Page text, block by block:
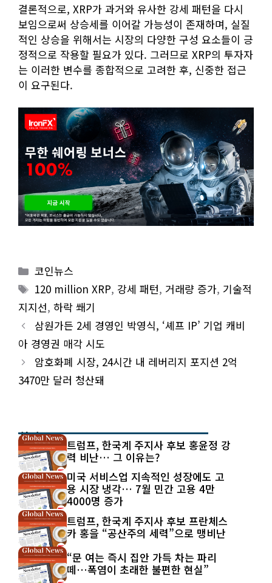
결론적으로, XRP가 과거와 유사한 강세 패턴을 다시
보임으로써 상승세를 이어갈 가능성이 존재하며, 실질
적인 상승을 위해서는 시장의 다양한 구성 요소들이 긍
정적으로 작용할 필요가 있다. 그러므로 XRP의 투자자
는 이러한 변수를 종합적으로 고려한 후, 신중한 접근
이 요구된다.
Categories
코인뉴스
Tags
120 million XRP, 강세 패턴, 거래량 증가, 기술적
지지선, 하락 쐐기
삼원가든 2세 경영인 박영식, ‘셰프 IP’ 기업 캐비
아 경영권 매각 시도
암호화폐 시장, 24시간 내 레버리지 포지션 2억
3470만 달러 청산돼
최신 글
트럼프, 한국계 주지사 후보 홍윤정 강
력 비난… 그 이유는?
미국 서비스업 지속적인 성장에도 고
용 시장 냉각… 7월 민간 고용 4만
4000명 증가
트럼프, 한국계 주지사 후보 프란체스
카 홍을 “공산주의 세력”으로 맹비난
“문 여는 즉시 집안 가득 차는 파리
떼…폭염이 초래한 불편한 현실”